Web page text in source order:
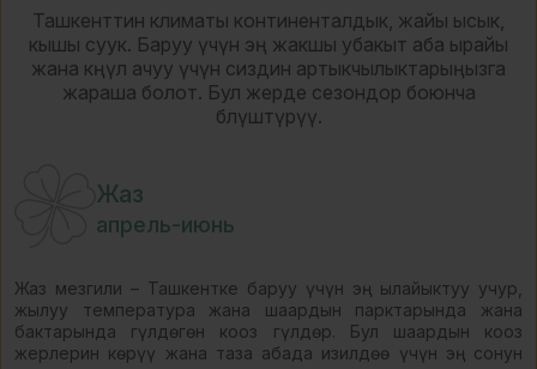
Ташкенттин климаты континенталдык, жайы ысык,
кышы суук. Баруу үчүн эң жакшы убакыт аба ырайы
жана көңүл ачуу үчүн сиздин артыкчылыктарыңызга
жараша болот. Бул жерде сезондор боюнча
бөлүштүрүү.
Жаз
апрель-июнь
Жаз мезгили – Ташкентке баруу үчүн эң ылайыктуу учур,
жылуу температура жана шаардын парктарында жана
бактарында гүлдөгөн кооз гүлдөр. Бул шаардын кооз
жерлерин көрүү жана таза абада изилдөө үчүн эң сонун